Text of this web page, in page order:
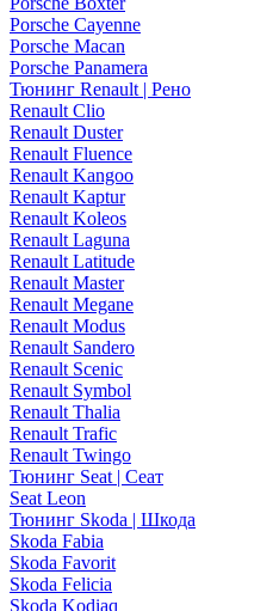
Porsche Cayenne
Porsche Macan
Porsche Panamera
Тюнинг Renault | Рено
Renault Clio
Renault Duster
Renault Fluence
Renault Kangoo
Renault Kaptur
Renault Koleos
Renault Laguna
Renault Latitude
Renault Master
Renault Megane
Renault Modus
Renault Sandero
Renault Scenic
Renault Symbol
Renault Thalia
Renault Trafic
Renault Twingo
Тюнинг Seat | Сеат
Seat Leon
Тюнинг Skoda | Шкода
Skoda Fabia
Skoda Favorit
Skoda Felicia
Skoda Kodiaq